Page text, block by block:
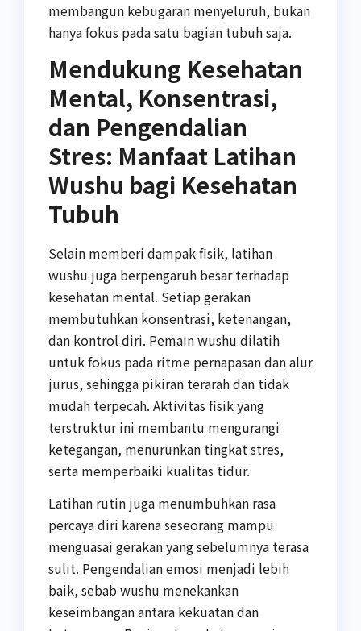
membangun kebugaran menyeluruh, bukan
hanya fokus pada satu bagian tubuh saja.
Mendukung Kesehatan
Mental, Konsentrasi,
dan Pengendalian
Stres: Manfaat Latihan
Wushu bagi Kesehatan
Tubuh
Selain memberi dampak fisik, latihan
wushu juga berpengaruh besar terhadap
kesehatan mental. Setiap gerakan
membutuhkan konsentrasi, ketenangan,
dan kontrol diri. Pemain wushu dilatih
untuk fokus pada ritme pernapasan dan alur
jurus, sehingga pikiran terarah dan tidak
mudah terpecah. Aktivitas fisik yang
terstruktur ini membantu mengurangi
ketegangan, menurunkan tingkat stres,
serta memperbaiki kualitas tidur.
Latihan rutin juga menumbuhkan rasa
percaya diri karena seseorang mampu
menguasai gerakan yang sebelumnya terasa
sulit. Pengendalian emosi menjadi lebih
baik, sebab wushu menekankan
keseimbangan antara kekuatan dan